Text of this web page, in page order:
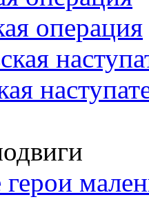
операция